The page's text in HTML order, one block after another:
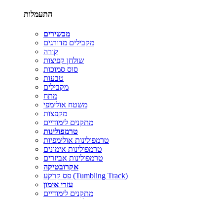
התעמלות
מכשירים
מקבילים מדורגים
קורה
שולחן קפיצות
סוס סמוכות
טבעות
מקבילים
מתח
משטח אולימפי
מקפצות
מתקנים לימודיים
טרמפולינות
טרמפולינות אולימפיות
טרמפולינות אימונים
טרמפולינות אביזרים
אקרובטיקה
פס קרקע (Tumbling Track)
עזרי אימון
מתקנים לימודיים